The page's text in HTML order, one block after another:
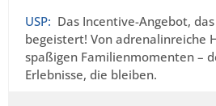
USP: Das Incentive-Angebot,
begeistert! Von adrenalinreiche
spaßigen Familienmomenten –
Erlebnisse, die bleiben.